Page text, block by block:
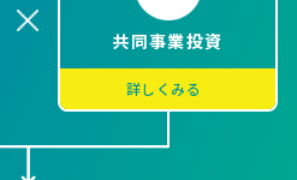
共同事業投資
詳しくみる